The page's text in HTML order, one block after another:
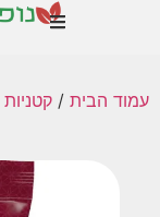
עמוד הבית / קטניות